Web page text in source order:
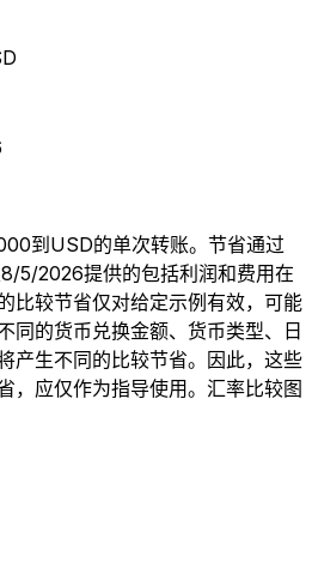
到USD的单次转账。节省通过
5/2026提供的包括利润和费用在
比较节省仅对给定示例有效，可能
同的货币兑换金额、货币类型、日
产生不同的比较节省。因此，这些
，应仅作为指导使用。汇率比较图